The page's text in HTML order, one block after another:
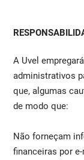
A Uvel
administrativos
que, algumas
de modo que:
Não forneçam
financeiras por